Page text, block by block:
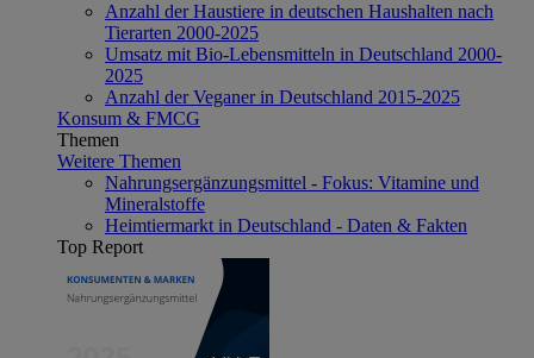
Anzahl der Haustiere in deutschen Haushalten nach
Tierarten 2000-2025
Umsatz mit Bio-Lebensmitteln in Deutschland 2000-
2025
Anzahl der Veganer in Deutschland 2015-2025
Konsum & FMCG
Themen
Weitere Themen
Nahrungsergänzungsmittel - Fokus: Vitamine und
Mineralstoffe
Heimtiermarkt in Deutschland - Daten & Fakten
Top Report